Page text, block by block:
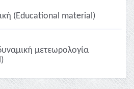
(Educational material)
μετεωρολογία